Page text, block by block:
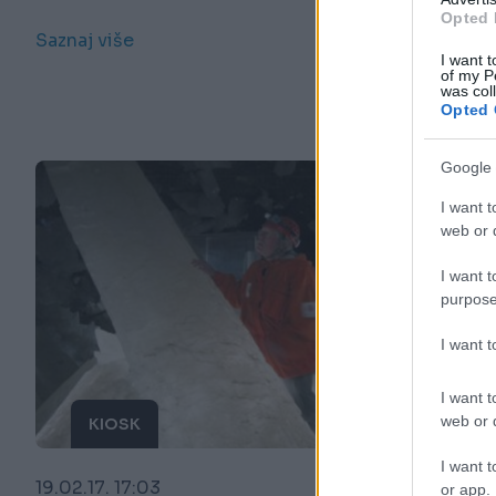
Opted
I want
of my
was
Opted
Google
I want
web or
I want
I want
I want
web or
I want
or app.
Saznaj više
KIOSK
19.02.17. 17:03